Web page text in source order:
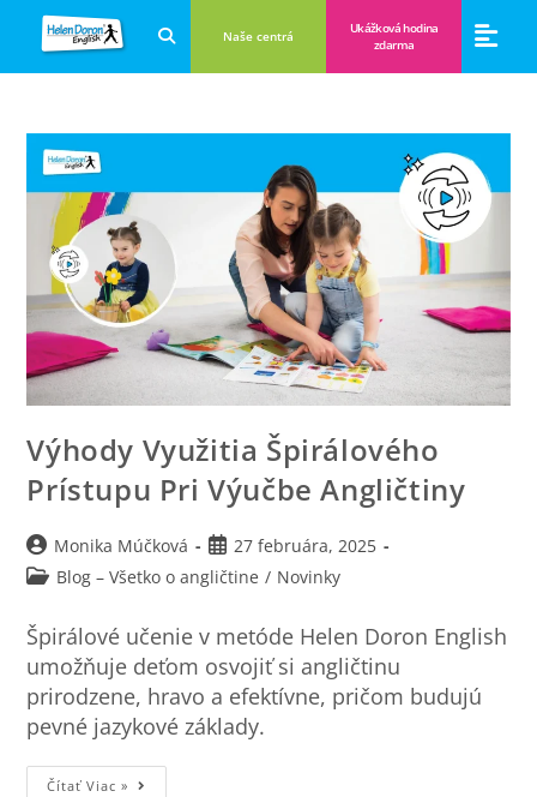
Naše centrá
Ukážková hodina
zdarma
Výhody Využitia Špirálového
Prístupu Pri Výučbe Angličtiny
Monika Múčková
27 februára, 2025
Blog – Všetko o angličtine / Novinky
Špirálové učenie v metóde Helen Doron English
umožňuje deťom osvojiť si angličtinu
prirodzene, hravo a efektívne, pričom budujú
pevné jazykové základy.
Čítať Viac »